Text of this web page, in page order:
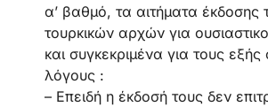
α’ βαθμό, τα αιτήματα έκδοσης
τουρκικών αρχών για
και συγκεκριμένα για τους
λόγους :
– Επειδή η έκδοσή τους δεν